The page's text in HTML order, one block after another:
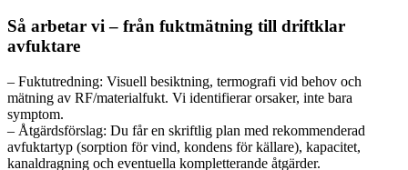
Så arbetar vi – från fuktmätning till driftklar
avfuktare
– Fuktutredning: Visuell besiktning, termografi vid behov och
mätning av RF/materialfukt. Vi identifierar orsaker, inte bara
symptom.
– Åtgärdsförslag: Du får en skriftlig plan med rekommenderad
avfuktartyp (sorption för vind, kondens för källare), kapacitet,
kanaldragning och eventuella kompletterande åtgärder.